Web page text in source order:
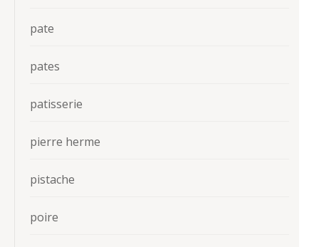
pate
pates
patisserie
pierre herme
pistache
poire